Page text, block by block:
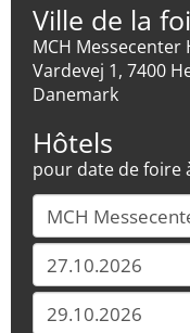
Ville de la
MCH Messecenter
Vardevej 1, 7400
Danemark
Hôtels
pour date de foire